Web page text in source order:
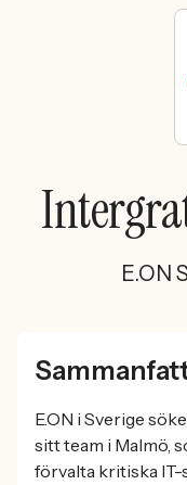
För arbetsgivare
Sök med AI
Ny här? Skapa
E.ON
E.ON i Sverige
sitt team i Malmö,
förvalta kritiska